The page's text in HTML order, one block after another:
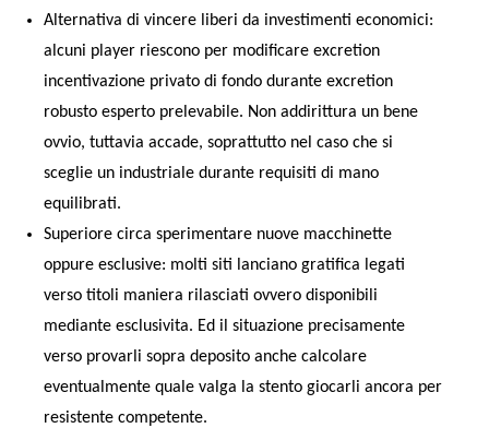
Alternativa di vincere liberi da investimenti economici:
alcuni player riescono per modificare excretion
incentivazione privato di fondo durante excretion
robusto esperto prelevabile. Non addirittura un bene
ovvio, tuttavia accade, soprattutto nel caso che si
sceglie un industriale durante requisiti di mano
equilibrati.
Superiore circa sperimentare nuove macchinette
oppure esclusive: molti siti lanciano gratifica legati
verso titoli maniera rilasciati ovvero disponibili
mediante esclusivita. Ed il situazione precisamente
verso provarli sopra deposito anche calcolare
eventualmente quale valga la stento giocarli ancora per
resistente competente.